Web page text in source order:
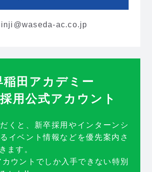
ac.co.jp
稲田アカデミー
用公式アカウント
くと、新卒採用やインターンシ
イベント情報などを優先案内さ
ます。
ウントでしか入手できない特別